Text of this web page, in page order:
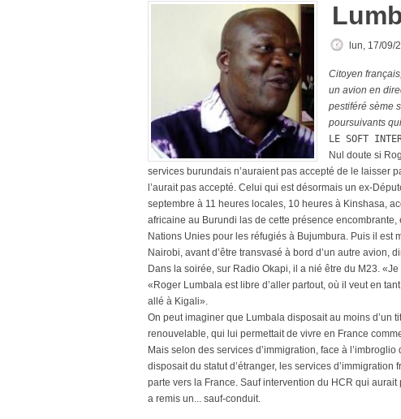
lun, 17/09/
Citoyen
un avion en
pestiféré sème
poursuivants
LE SOFT
Nul doute si
services burundais n’auraient pas accepté de le laisser
l’aurait pas accepté. Celui qui est désormais un ex-
septembre à 11 heures locales, 10 heures à Kinshasa,
africaine au Burundi las de cette présence
Nations Unies pour les réfugiés à Bujumbura. Puis il est
Nairobi, avant d’être transvasé à bord d’un autre avion,
Dans la soirée, sur Radio Okapi, il a nié être du M23.
«Roger Lumbala est libre d’aller partout, où il veut en
allé à Kigali».
On peut imaginer que Lumbala disposait au moins d’un
renouvelable, qui lui permettait de vivre en France
Mais selon des services d’immigration, face à
disposait du statut d’étranger, les services
parte vers la France. Sauf intervention du HCR qui
a remis un... sauf-conduit.